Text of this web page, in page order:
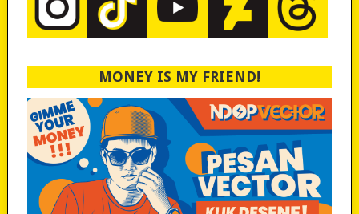
MONEY IS MY FRIEND!